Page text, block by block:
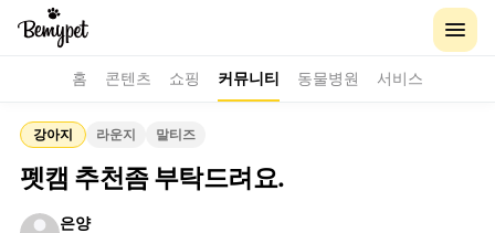
홈 콘텐츠 쇼핑 커뮤니티 동물병원 서비스
강아지 라운지 말티즈
펫캠 추천좀 부탁드려요.
은양